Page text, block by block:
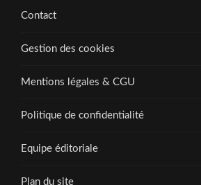
Contact
Gestion des cookies
Mentions légales & CGU
Politique de confidentialité
Equipe éditoriale
Plan du site